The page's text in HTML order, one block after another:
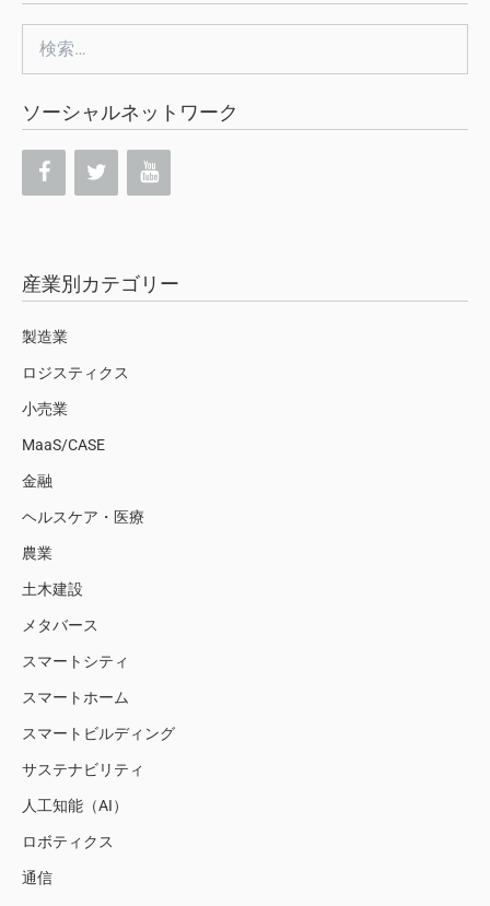
索:
ソーシャルネットワーク
産業別カテゴリー
製造業
ロジスティクス
小売業
MaaS/CASE
金融
ヘルスケア・医療
農業
土木建設
メタバース
スマートシティ
スマートホーム
スマートビルディング
サステナビリティ
人工知能（AI）
ロボティクス
通信